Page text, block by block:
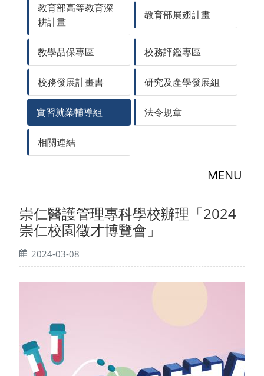
教育部高等教育深
耕計畫
教育部展翅計畫
教學品保專區 校務評鑑專區
校務發展計畫書 研究及產學發展組
實習就業輔導組 法令規章
相關連結
MENU
崇仁醫護管理專科學校辦理「2024
崇仁校園徵才博覽會」
2024-03-08